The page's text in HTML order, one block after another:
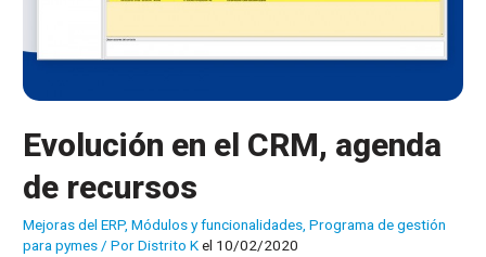
Evolución en el CRM, agenda
de recursos
Mejoras del ERP,Módulos y funcionalidades ,Programa de gestión
para pymes / PorDistrito Kel 10/02/2020